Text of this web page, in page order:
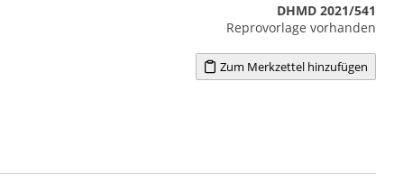
DHMD 2021/541
Reprovorlage vorhanden
Zum Merkzettel hinzufügen